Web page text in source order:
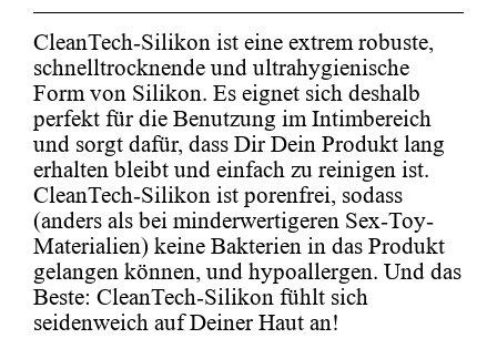
CleanTech-Silikon ist eine extrem robuste,
schnelltrocknende und ultrahygienische
Form von Silikon. Es eignet sich deshalb
perfekt für die Benutzung im Intimbereich
und sorgt dafür, dass Dir Dein Produkt lang
erhalten bleibt und einfach zu reinigen ist.
CleanTech-Silikon ist porenfrei, sodass
(anders als bei minderwertigeren Sex-Toy-
Materialien) keine Bakterien in das Produkt
gelangen können, und hypoallergen. Und das
Beste: CleanTech-Silikon fühlt sich
seidenweich auf Deiner Haut an!